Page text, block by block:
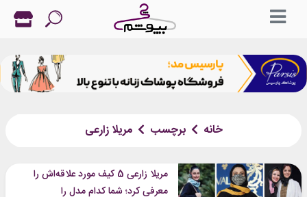
خانه برچسب مریلا زارعی
مریلا زارعی 5 کیف مورد علاقه‌اش را
معرفی کرد؛ شما کدام مدل را